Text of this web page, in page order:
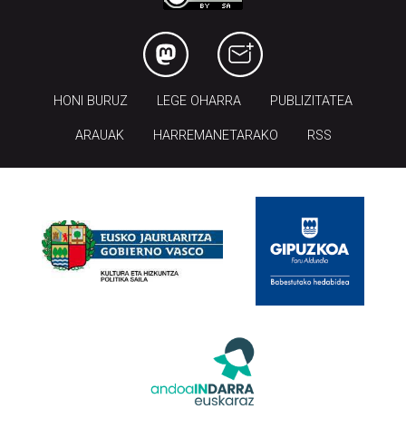
HONI BURUZ LEGE OHARRA PUBLIZITATEA
ARAUAK HARREMANETARAKO RSS